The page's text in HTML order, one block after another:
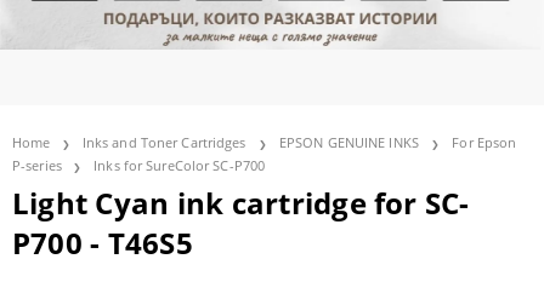
Home Inks and Toner Cartridges EPSON GENUINE INKS
For Epson
P-series
Inks for SureColor SC-P700
Light Cyan ink cartridge for SC-
P700 - T46S5